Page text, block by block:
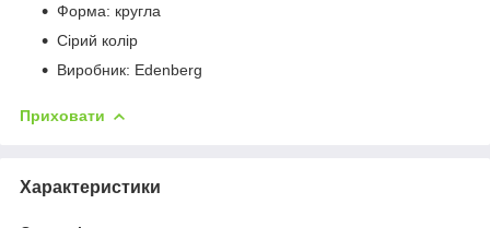
Форма: кругла
Сірий колір
Виробник: Edenberg
Приховати
Характеристики